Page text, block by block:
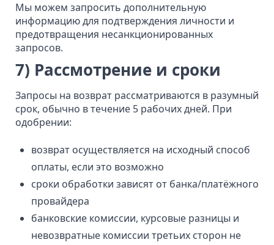
Мы можем запросить дополнительную
информацию для подтверждения личности и
предотвращения несанкционированных
запросов.
7) Рассмотрение и сроки
Запросы на возврат рассматриваются в разумный
срок, обычно в течение 5 рабочих дней. При
одобрении:
возврат осуществляется на исходный способ
оплаты, если это возможно
сроки обработки зависят от банка/платёжного
провайдера
банковские комиссии, курсовые разницы и
невозвратные комиссии третьих сторон не